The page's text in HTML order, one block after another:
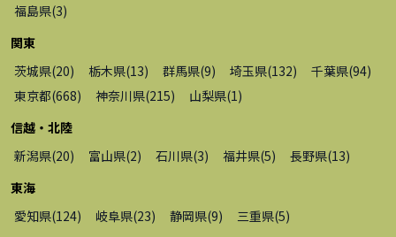
福島県(3)
関東
茨城県(20) 栃木県(13) 群馬県(9) 埼玉県(132) 千葉県(94)
東京都(668) 神奈川県(215) 山梨県(1 )
信越・北陸
新潟県(20) 富山県(2) 石川県(3) 福井県(5) 長野県(13)
東海
愛知県(124) 岐阜県(23) 静岡県(9) 三重県(5)